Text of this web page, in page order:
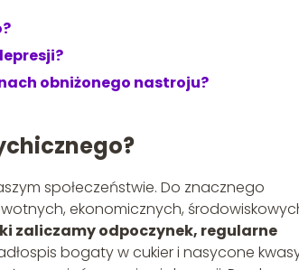
obniżonego nastroju?
społeczeństwie. Do znacznego
ekonomicznych,
zaliczamy odpoczynek, regularne
bogaty w cukier i nasycone